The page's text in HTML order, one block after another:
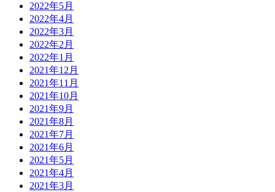
2022年5月
2022年4月
2022年3月
2022年2月
2022年1月
2021年12月
2021年11月
2021年10月
2021年9月
2021年8月
2021年7月
2021年6月
2021年5月
2021年4月
2021年3月